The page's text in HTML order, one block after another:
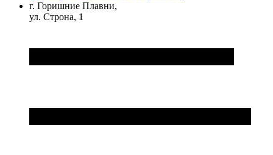
г. Горишние Плавни,
ул. Строна, 1